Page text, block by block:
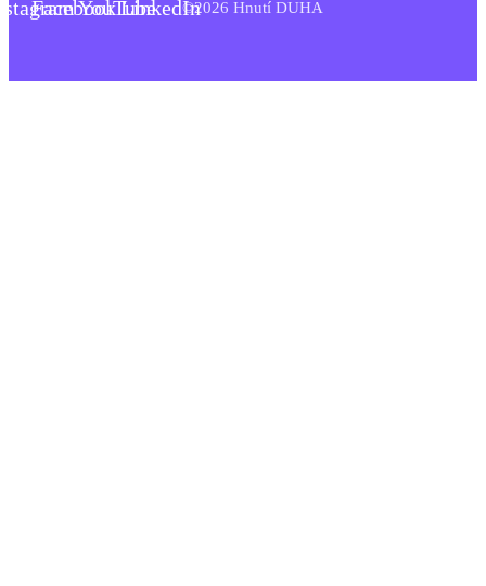
FacebookYouTubeLinkedIn©2026 Hnutí DUHA